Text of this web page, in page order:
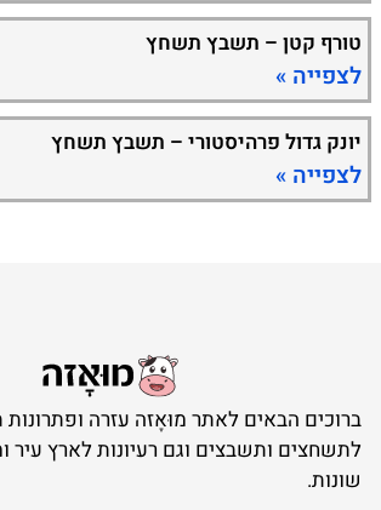
טורף קטן – תשבץ תשחץ
לצפייה »
יונק גדול פרהיסטורי – תשבץ תשחץ
לצפייה »
ברוכים הבאים לאתר מוּאָזה עזרה
לתשחצים ותשבצים וגם רעיונות לארץ עיר
שונות.